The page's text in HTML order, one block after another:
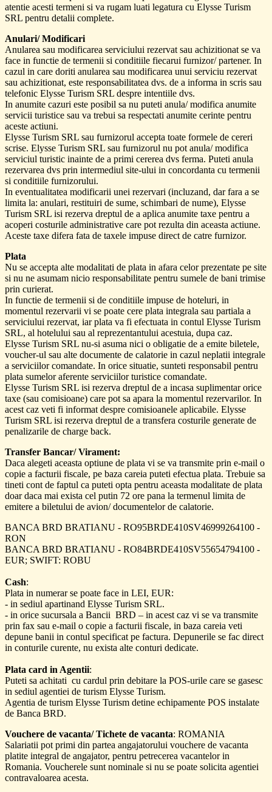
atentie acesti termeni si va rugam luati legatura cu Elysse Turism
SRL pentru detalii complete.
Anulari/ Modificari
Anularea sau modificarea serviciului rezervat sau achizitionat se va
face in functie de termenii si conditiile fiecarui furnizor/ partener. In
cazul in care doriti anularea sau modificarea unui serviciu rezervat
sau achizitionat, este responsabilitatea dvs. de a informa in scris sau
telefonic Elysse Turism SRL despre intentiile dvs.
In anumite cazuri este posibil sa nu puteti anula/ modifica anumite
servicii turistice sau va trebui sa respectati anumite cerinte pentru
aceste actiuni.
Elysse Turism SRL sau furnizorul accepta toate formele de cereri
scrise. Elysse Turism SRL sau furnizorul nu pot anula/ modifica
serviciul turistic inainte de a primi cererea dvs ferma. Puteti anula
rezervarea dvs prin intermediul site-ului in concordanta cu termenii
si conditiile furnizorului.
In eventualitatea modificarii unei rezervari (incluzand, dar fara a se
limita la: anulari, restituiri de sume, schimbari de nume), Elysse
Turism SRL isi rezerva dreptul de a aplica anumite taxe pentru a
acoperi costurile administrative care pot rezulta din aceasta actiune.
Aceste taxe difera fata de taxele impuse direct de catre furnizor.
Plata
Nu se accepta alte modalitati de plata in afara celor prezentate pe site
si nu ne asumam nicio responsabilitate pentru sumele de bani trimise
prin curierat.
In functie de termenii si de conditiile impuse de hoteluri, in
momentul rezervarii vi se poate cere plata integrala sau partiala a
serviciului rezervat, iar plata va fi efectuata in contul Elysse Turism
SRL, al hotelului sau al reprezentantului acestuia, dupa caz.
Elysse Turism SRL nu-si asuma nici o obligatie de a emite biletele,
voucher-ul sau alte documente de calatorie in cazul neplatii integrale
a serviciilor comandate. In orice situatie, sunteti responsabil pentru
plata sumelor aferente serviciilor turistice comandate.
Elysse Turism SRL isi rezerva dreptul de a incasa suplimentar orice
taxe (sau comisioane) care pot sa apara la momentul rezervarilor. In
acest caz veti fi informat despre comisioanele aplicabile. Elysse
Turism SRL isi rezerva dreptul de a transfera costurile generate de
penalizarile de charge back.
Transfer Bancar/ Virament:
Daca alegeti aceasta optiune de plata vi se va transmite prin e-mail o
copie a facturii fiscale, pe baza careia puteti efectua plata. Trebuie sa
tineti cont de faptul ca puteti opta pentru aceasta modalitate de plata
doar daca mai exista cel putin 72 ore pana la termenul limita de
emitere a biletului de avion/ documentelor de calatorie.
BANCA BRD BRATIANU - RO95BRDE410SV46999264100 -
RON
BANCA BRD BRATIANU - RO84BRDE410SV55654794100 -
EUR; SWIFT: ROBU
Cash:
Plata in numerar se poate face in LEI, EUR:
- in sediul apartinand Elysse Turism SRL.
- in orice sucursala a Bancii BRD – in acest caz vi se va transmite
prin fax sau e-mail o copie a facturii fiscale, in baza careia veti
depune banii in contul specificat pe factura. Depunerile se fac direct
in conturile curente, nu exista alte conturi dedicate.
Plata card in Agentii:
Puteti sa achitati cu cardul prin debitare la POS-urile care se gasesc
in sediul agentiei de turism Elysse Turism.
Agentia de turism Elysse Turism detine echipamente POS instalate
de Banca BRD.
Vouchere de vacanta/ Tichete de vacanta: ROMANIA
Salariatii pot primi din partea angajatorului vouchere de vacanta
platite integral de angajator, pentru petrecerea vacantelor in
Romania. Voucherele sunt nominale si nu se poate solicita agentiei
contravaloarea acesta.